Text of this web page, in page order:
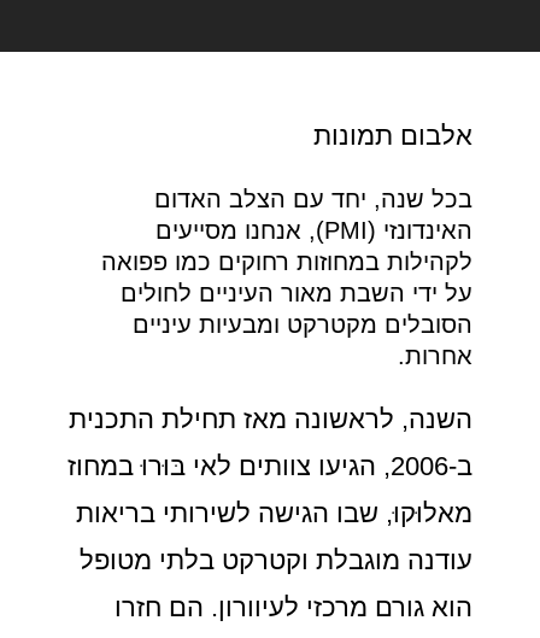
אלבום תמונות
בכל שנה, יחד עם הצלב האדום
האינדונזי (PMI), אנחנו מסייעים
לקהילות במחוזות רחוקים כמו פפואה
על ידי השבת מאור העיניים לחולים
הסובלים מקטרקט ומבעיות עיניים
אחרות.
השנה, לראשונה מאז תחילת התכנית
ב-2006, הגיעו צוותים לאי בּוּרוּ במחוז
מאלוּקוּ, שבו הגישה לשירותי בריאות
עודנה מוגבלת וקטרקט בלתי מטופל
הוא גורם מרכזי לעיוורון. הם חזרו